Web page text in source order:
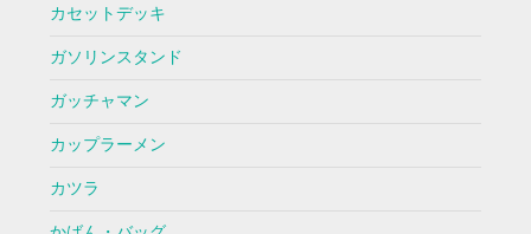
カセットデッキ
ガソリンスタンド
ガッチャマン
カップラーメン
カツラ